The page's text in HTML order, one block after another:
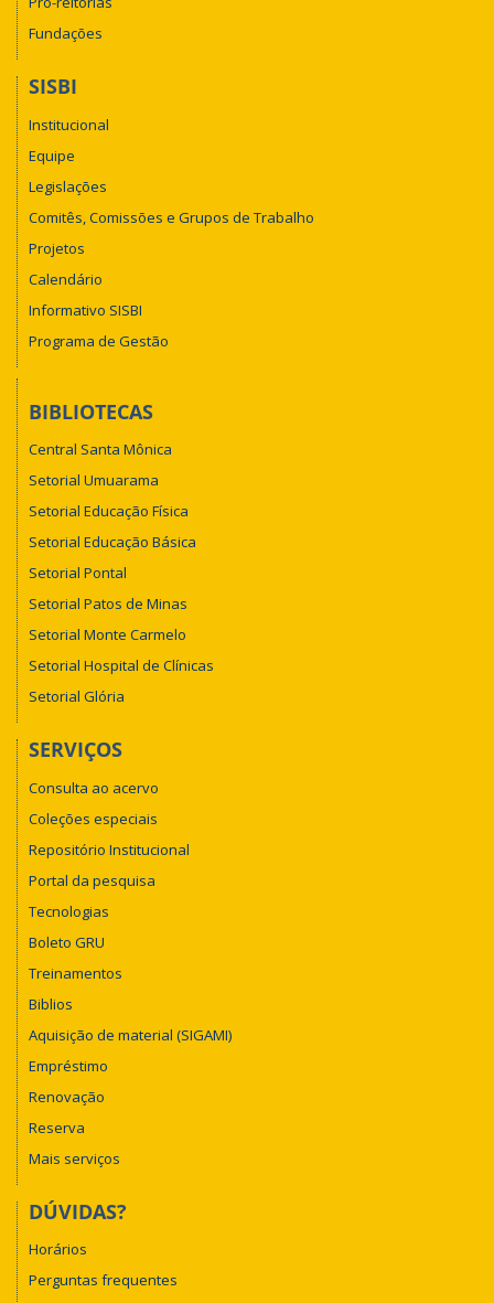
Fundações
SISBI
Institucional
Equipe
Legislações
Comitês, Comissões e Grupos de Trabalho
Projetos
Calendário
Informativo SISBI
Programa de Gestão
BIBLIOTECAS
Central Santa Mônica
Setorial Umuarama
Setorial Educação Física
Setorial Educação Básica
Setorial Pontal
Setorial Patos de Minas
Setorial Monte Carmelo
Setorial Hospital de Clínicas
Setorial Glória
SERVIÇOS
Consulta ao acervo
Coleções especiais
Repositório Institucional
Portal da pesquisa
Tecnologias
Boleto GRU
Treinamentos
Biblios
Aquisição de material (SIGAMI)
Empréstimo
Renovação
Reserva
Mais serviços
DÚVIDAS?
Horários
Perguntas frequentes